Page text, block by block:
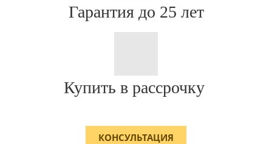
Гарантия до 25 лет
Купить в рассрочку
КОНСУЛЬТАЦИЯ